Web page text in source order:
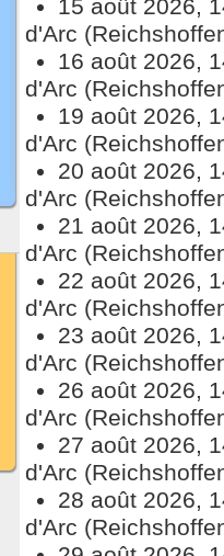
15 août 2026,
d'Arc
16 août 2026,
d'Arc
19 août 2026,
d'Arc
20 août 2026,
d'Arc
21 août 2026,
d'Arc
22 août 2026,
d'Arc
23 août 2026,
d'Arc
26 août 2026,
d'Arc
27 août 2026,
d'Arc
28 août 2026,
d'Arc